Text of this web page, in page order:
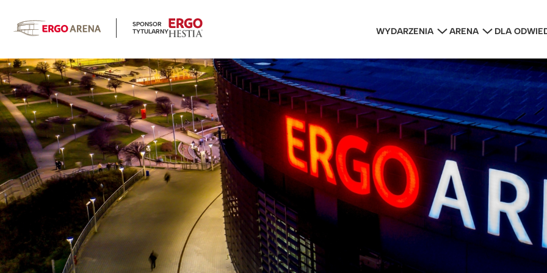
SPONSOR
TYTULARNY
WYDARZENIA ARENA DLA